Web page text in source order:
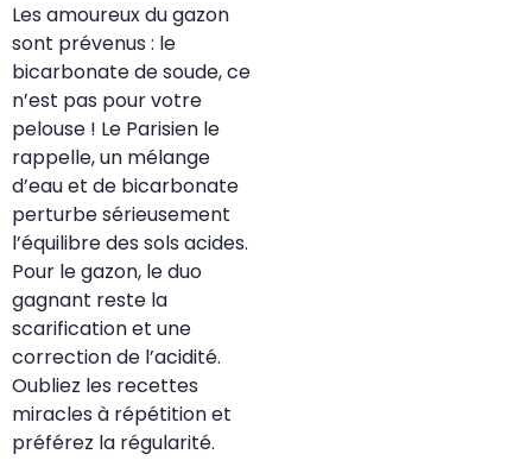
Les amoureux du gazon
sont prévenus : le
bicarbonate de soude, ce
n’est pas pour votre
pelouse ! Le Parisien le
rappelle, un mélange
d’eau et de bicarbonate
perturbe sérieusement
l’équilibre des sols acides.
Pour le gazon, le duo
gagnant reste la
scarification et une
correction de l’acidité.
Oubliez les recettes
miracles à répétition et
préférez la régularité.